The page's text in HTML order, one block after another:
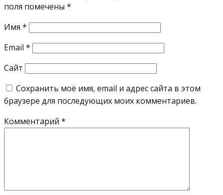
поля помечены *
Имя *
Email *
Сайт
Сохранить моё имя, email и адрес сайта в этом
браузере для последующих моих комментариев.
Комментарий *